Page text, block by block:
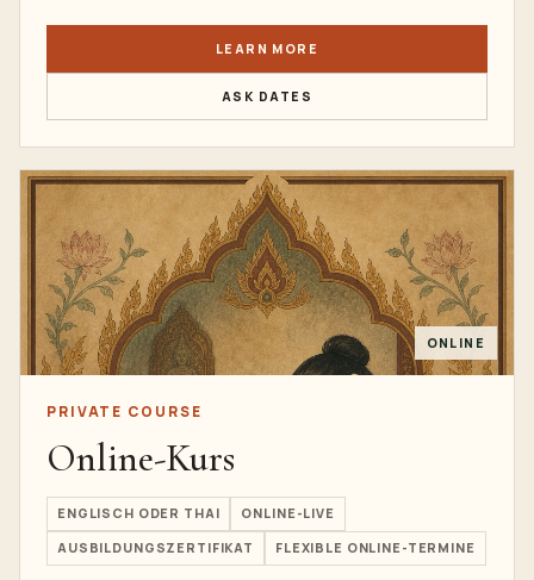
LEARN MORE
ASK DATES
ONLINE
PRIVATE COURSE
Online-Kurs
ENGLISCH ODER THAI ONLINE-LIVE
AUSBILDUNGSZERTIFIKAT FLEXIBLE ONLINE-TERMINE